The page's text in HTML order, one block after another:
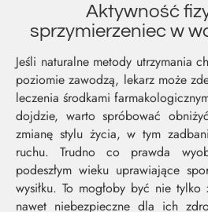
Aktywność
sprzymierzeniec w
Jeśli naturalne metody utrzymania
poziomie zawodzą, lekarz może
leczenia środkami
dojdzie, warto spróbować
zmianę stylu życia, w tym
ruchu. Trudno co prawda
podeszłym wieku uprawiające
wysiłku. To mogłoby być nie tylko
nawet niebezpieczne dla ich